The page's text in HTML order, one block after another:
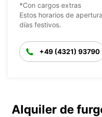
*Con cargos extras
Estos horarios de
días festivos.
+49 (4321) 93790
Alquiler de